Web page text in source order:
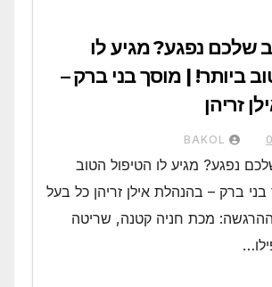
שלכם נפגע? מגיע לו
ביותר! | מוסך בני ברק –
זריהן
BAKOL
נפגע? מגיע לו הטיפול הטוב
ברק – בהנהלת אילן זריהן כל בעל
מכת חניה קטנה, שריטה